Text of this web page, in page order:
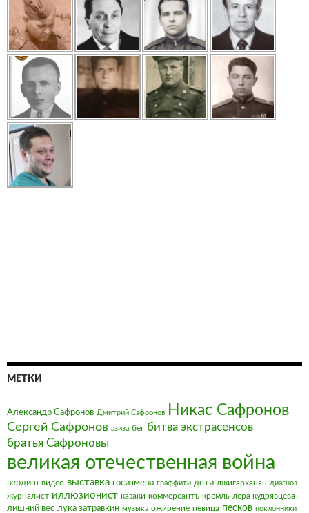
МЕТКИ
Александр Сафронов Дмитрий Сафронов Никас Сафронов
Сергей Сафронов азиза бег битва экстрасенсов
братья Сафроновы
великая отечественная война
вердиш видео выставка госизмена граффити дети джигарханян диагноз
журналист иллюзионист казаки коммерсантъ кремль лера кудрявцева
лишний вес лука затравкин музыка ожирение певица песков поклонники